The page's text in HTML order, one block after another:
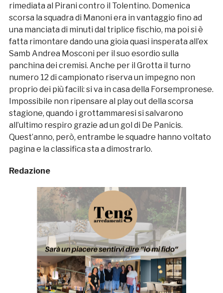
rimediata al Pirani contro il Tolentino. Domenica
scorsa la squadra di Manoni era in vantaggio fino ad
una manciata di minuti dal triplice fischio, ma poi si è
fatta rimontare dando una gioia quasi insperata all’ex
Samb Andrea Mosconi per il suo esordio sulla
panchina dei cremisi. Anche per il Grotta il turno
numero 12 di campionato riserva un impegno non
proprio dei più facili: si va in casa della Forsempronese.
Impossibile non ripensare al play out della scorsa
stagione, quando i grottammaresi si salvarono
all’ultimo respiro grazie ad un gol di De Panicis.
Quest’anno, però, entrambe le squadre hanno voltato
pagina e la classifica sta a dimostrarlo.
Redazione